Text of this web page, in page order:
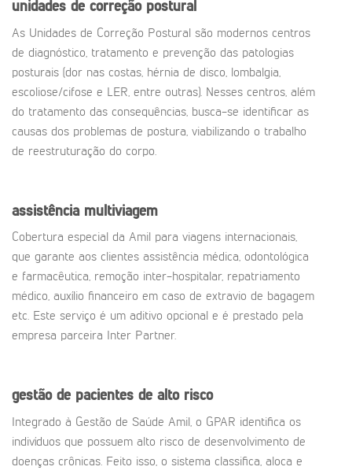
unidades de correção postural
As Unidades de Correção Postural são modernos centros
de diagnóstico, tratamento e prevenção das patologias
posturais (dor nas costas, hérnia de disco, lombalgia,
escoliose/cifose e LER, entre outras). Nesses centros, além
do tratamento das consequências, busca-se identificar as
causas dos problemas de postura, viabilizando o trabalho
de reestruturação do corpo.
assistência multiviagem
Cobertura especial da Amil para viagens internacionais,
que garante aos clientes assistência médica, odontológica
e farmacêutica, remoção inter-hospitalar, repatriamento
médico, auxílio financeiro em caso de extravio de bagagem
etc. Este serviço é um aditivo opcional e é prestado pela
empresa parceira Inter Partner.
gestão de pacientes de alto risco
Integrado à Gestão de Saúde Amil, o GPAR identifica os
indivíduos que possuem alto risco de desenvolvimento de
doenças crônicas. Feito isso, o sistema classifica, aloca e